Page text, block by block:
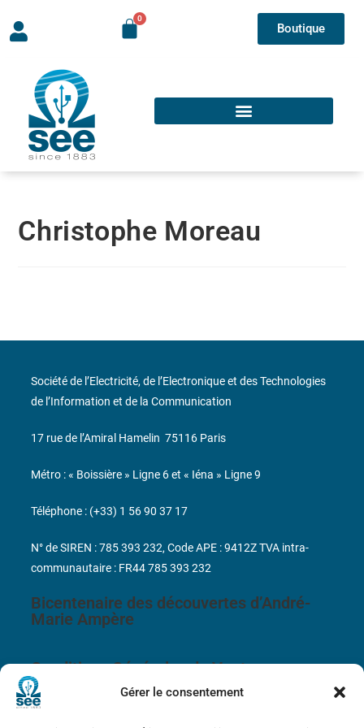
Gérer le consentement
Boutique
Christophe Moreau
Bicentenaire des découvertes d’André-
Marie Ampère
Conditions Générales de Vente
Société de l’Electricité, de l’Electronique et des Technologies
de l’Information et de la Communication
17 rue de l’Amiral Hamelin 75116 Paris
Métro : « Boissière » Ligne 6 et « Iéna » Ligne 9
Téléphone : (+33) 1 56 90 37 17
N° de SIREN : 785 393 232, Code APE : 9412Z TVA intra-
communautaire : FR44 785 393 232